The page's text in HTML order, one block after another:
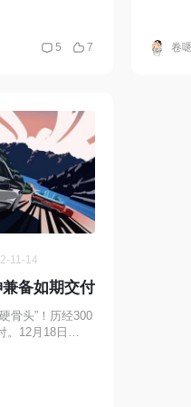
5 7 卷
11-14
备如期交付
骨头”！历经300
。12月18日